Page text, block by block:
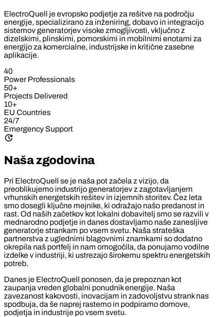
ElectroQuell je evropsko podjetje za rešitve na področju
energije, specializirano za inženiring, dobavo in integracijo
sistemov generatorjev visoke zmogljivosti, vključno z
dizelskimi, plinskimi, pomorskimi in mobilnimi enotami za
energijo za komercialne, industrijske in kritične zasebne
aplikacije.
40
Power Professionals
50+
Projects Delivered
10+
EU Countries
24/7
Emergency Support
Naša zgodovina
Pri ElectroQuell se je naša pot začela z vizijo, da
preoblikujemo industrijo generatorjev z zagotavljanjem
vrhunskih energetskih rešitev in izjemnih storitev. Čez leta
smo dosegli ključne mejnike, ki odražajo našo predanost in
rast. Od naših začetkov kot lokalni dobavitelj smo se razvili v
mednarodno podjetje in danes dostavljamo naše zanesljive
generatorje strankam po vsem svetu. Naša strateška
partnerstva z uglednimi blagovnimi znamkami so dodatno
okrepila naš portfelj in nam omogočila, da ponujamo vodilne
izdelke v industriji, ki ustrezajo širokemu spektru energetskih
potreb.
Danes je ElectroQuell ponosen, da je prepoznan kot
zaupanja vreden globalni ponudnik energije. Naša
zavezanost kakovosti, inovacijam in zadovoljstvu strank nas
spodbuja, da še naprej rastemo in podpiramo domove,
podjetja in industrije po vsem svetu.